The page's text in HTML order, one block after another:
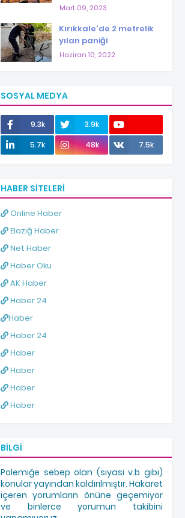
Mart 09, 2023
Kırıkkale'de 2 metrelik
yılan paniği
Haziran 10, 2022
SOSYAL MEDYA
9.3k
3.9k
12.0k
5.7k 48k 7.5k
HABER SITELERI
Online Haber
Elazığ Haber
Net Haber
Haber Oku
AK Haber
Haber 24
Haber
Haber 24
Haber
Haber
Haber
Haber
BILGI
Polemiğe sebep olan (siyasi v.b gibi)
konular yayından kaldırılmıştır. Hakaret
içeren yorumların önüne geçemiyor
ve binlerce yorumun takibini